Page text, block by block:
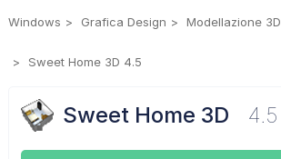
Windows Grafica Design Modellazione 3D
Sweet Home 3D 4.5
Sweet Home 3D 4.5